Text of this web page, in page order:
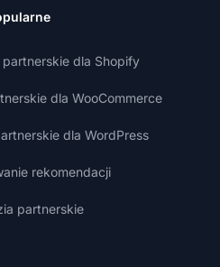
dla Shopify
dla WooCommerce
dla WordPress
rekomendacji
partnerskie